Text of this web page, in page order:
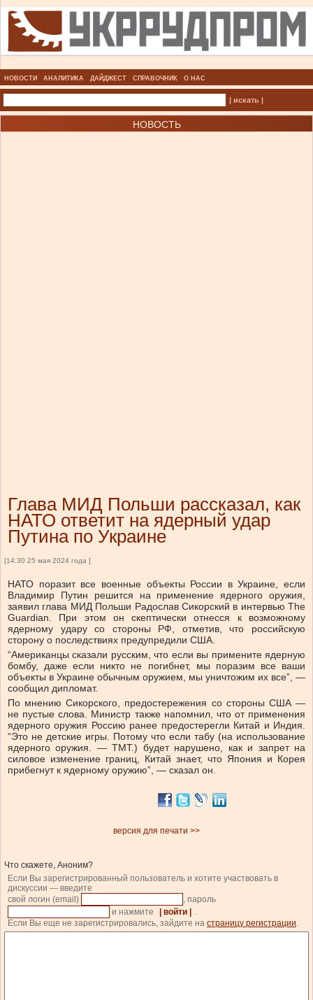
НОВОСТИ АНАЛИТИКА ДАЙДЖЕСТ СПРАВОЧНИК О НАС
| искать |
НОВОСТЬ
Глава МИД Польши рассказал, как
НАТО ответит на ядерный удар
Путина по Украине
[14:30 25 мая 2024 года ]
НАТО поразит все военные объекты России в Украине, если
Владимир Путин решится на применение ядерного оружия,
заявил глава МИД Польши Радослав Сикорский в интервью The
Guardian. При этом он скептически отнесся к возможному
ядерному удару со стороны РФ, отметив, что российскую
сторону о последствиях предупредили США.
“Американцы сказали русским, что если вы примените ядерную
бомбу, даже если никто не погибнет, мы поразим все ваши
объекты в Украине обычным оружием, мы уничтожим их все”, —
сообщил дипломат.
По мнению Сикорского, предостережения со стороны США —
не пустые слова. Министр также напомнил, что от применения
ядерного оружия Россию ранее предостерегли Китай и Индия.
“Это не детские игры. Потому что если табу (на использование
ядерного оружия. — ТМТ.) будет нарушено, как и запрет на
силовое изменение границ, Китай знает, что Япония и Корея
прибегнут к ядерному оружию”, — сказал он.
версия для печати >>
Что скажете, Аноним?
Если Вы зарегистрированный пользователь и хотите участвовать в
дискуссии — введите
свой логин (email)
, пароль
и нажмите
| войти |
.
Если Вы еще не зарегистрировались, зайдите на страницу регистрации.